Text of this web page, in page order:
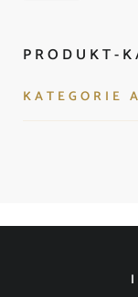
PRODUKT-